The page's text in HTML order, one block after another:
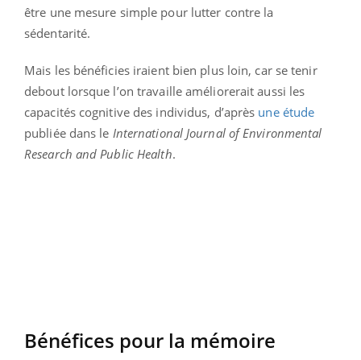
être une mesure simple pour lutter contre la
sédentarité.
Mais les bénéficies iraient bien plus loin, car se tenir
debout lorsque l’on travaille améliorerait aussi les
capacités cognitive des individus, d’après une étude
publiée dans le International Journal of Environmental
Research and Public Health.
Bénéfices pour la mémoire